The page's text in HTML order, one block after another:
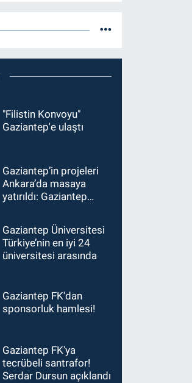
"Filistin Konvoyu"
Gaziantep'e ulaştı
Gaziantep’in projeleri
Ankara’da masaya
yatırıldı: Gaziantep
Şimşek’e ziyaret!
Gaziantep Üniversitesi
Türkiye’nin en iyi 24
üniversitesi arasında
Gaziantep FK'dan
sponsorluk hamlesi!
Gaziantep FK'ya
tecrübeli santrafor!
Serdar Dursun açıklandı